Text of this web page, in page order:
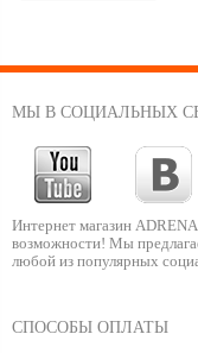
МЫ В СОЦИАЛЬНЫХ
Интернет магазин
возможности! Мы
любой из популярных
СПОСОБЫ ОПЛАТЫ